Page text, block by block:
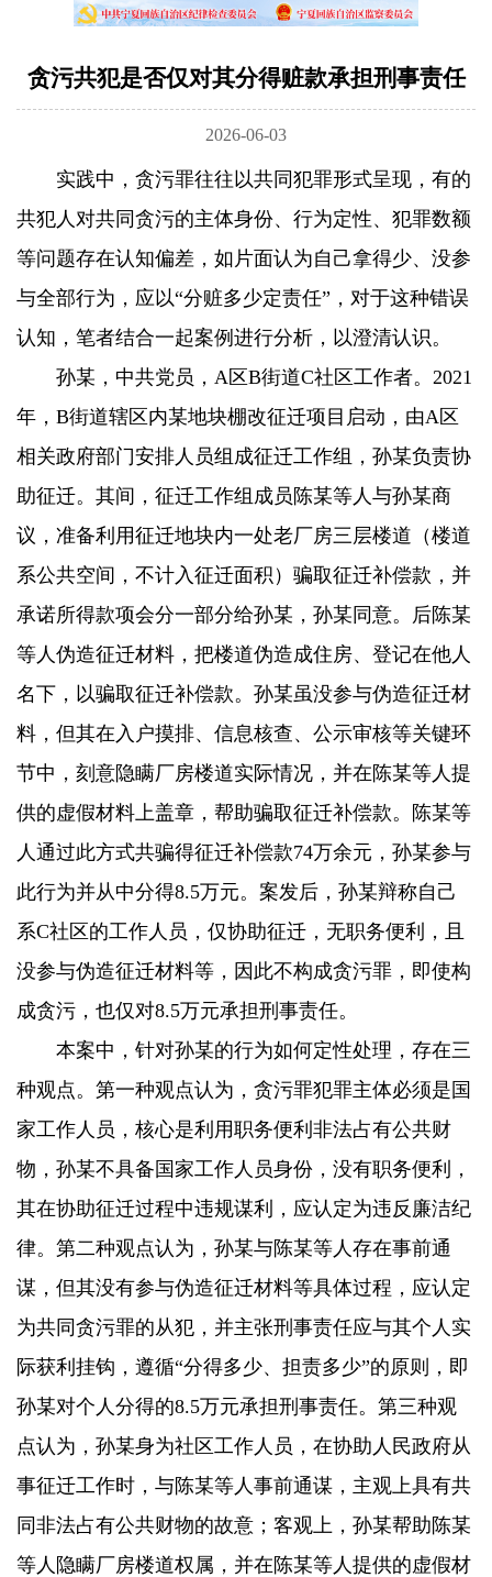
贪污共犯是否仅对其分得赃款承担刑事责任
2026-06-03
实践中，贪污罪往往以共同犯罪形式呈现，有的
共犯人对共同贪污的主体身份、行为定性、犯罪数额
等问题存在认知偏差，如片面认为自己拿得少、没参
与全部行为，应以“分赃多少定责任”，对于这种错误
认知，笔者结合一起案例进行分析，以澄清认识。
孙某，中共党员，A区B街道C社区工作者。2021
年，B街道辖区内某地块棚改征迁项目启动，由A区
相关政府部门安排人员组成征迁工作组，孙某负责协
助征迁。其间，征迁工作组成员陈某等人与孙某商
议，准备利用征迁地块内一处老厂房三层楼道（楼道
系公共空间，不计入征迁面积）骗取征迁补偿款，并
承诺所得款项会分一部分给孙某，孙某同意。后陈某
等人伪造征迁材料，把楼道伪造成住房、登记在他人
名下，以骗取征迁补偿款。孙某虽没参与伪造征迁材
料，但其在入户摸排、信息核查、公示审核等关键环
节中，刻意隐瞒厂房楼道实际情况，并在陈某等人提
供的虚假材料上盖章，帮助骗取征迁补偿款。陈某等
人通过此方式共骗得征迁补偿款74万余元，孙某参与
此行为并从中分得8.5万元。案发后，孙某辩称自己
系C社区的工作人员，仅协助征迁，无职务便利，且
没参与伪造征迁材料等，因此不构成贪污罪，即使构
成贪污，也仅对8.5万元承担刑事责任。
本案中，针对孙某的行为如何定性处理，存在三
种观点。第一种观点认为，贪污罪犯罪主体必须是国
家工作人员，核心是利用职务便利非法占有公共财
物，孙某不具备国家工作人员身份，没有职务便利，
其在协助征迁过程中违规谋利，应认定为违反廉洁纪
律。第二种观点认为，孙某与陈某等人存在事前通
谋，但其没有参与伪造征迁材料等具体过程，应认定
为共同贪污罪的从犯，并主张刑事责任应与其个人实
际获利挂钩，遵循“分得多少、担责多少”的原则，即
孙某对个人分得的8.5万元承担刑事责任。第三种观
点认为，孙某身为社区工作人员，在协助人民政府从
事征迁工作时，与陈某等人事前通谋，主观上具有共
同非法占有公共财物的故意；客观上，孙某帮助陈某
等人隐瞒厂房楼道权属，并在陈某等人提供的虚假材